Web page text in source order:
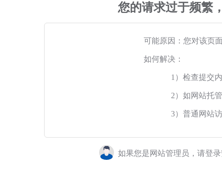
您的请求过于频繁
可能原因：您对该页
如何解决：
1）检查提交
2）如网站托
3）普通网站
如果您是网站管理员，请登